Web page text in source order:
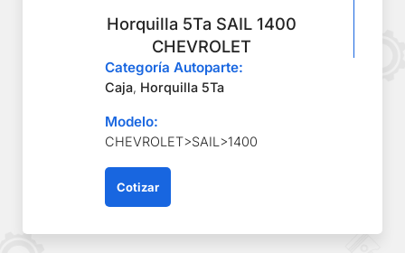
Horquilla 5Ta SAIL 1400
CHEVROLET
Categoría Autoparte:
Caja, Horquilla 5Ta
Modelo:
CHEVROLET>SAIL>1400
Cotizar